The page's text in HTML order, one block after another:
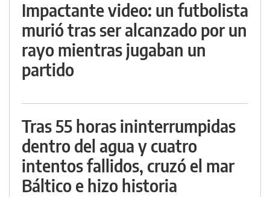
Impactante video: un futbolista
murió tras ser alcanzado por un
rayo mientras jugaban un
partido
Tras 55 horas ininterrumpidas
dentro del agua y cuatro
intentos fallidos, cruzó el mar
Báltico e hizo historia